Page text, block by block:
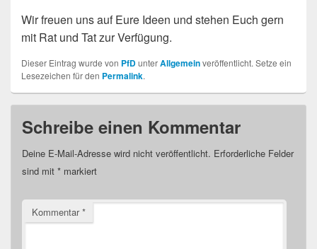
Wir freuen uns auf Eure Ideen und stehen Euch gern
mit Rat und Tat zur Verfügung.
Dieser Eintrag wurde von PfDunterAllgemeinveröffentlicht. Setze ein
Lesezeichen für den Permalink.
Schreibe einen Kommentar
Deine E-Mail-Adresse wird nicht veröffentlicht. Erforderliche Felder
sind mit * markiert
Kommentar*